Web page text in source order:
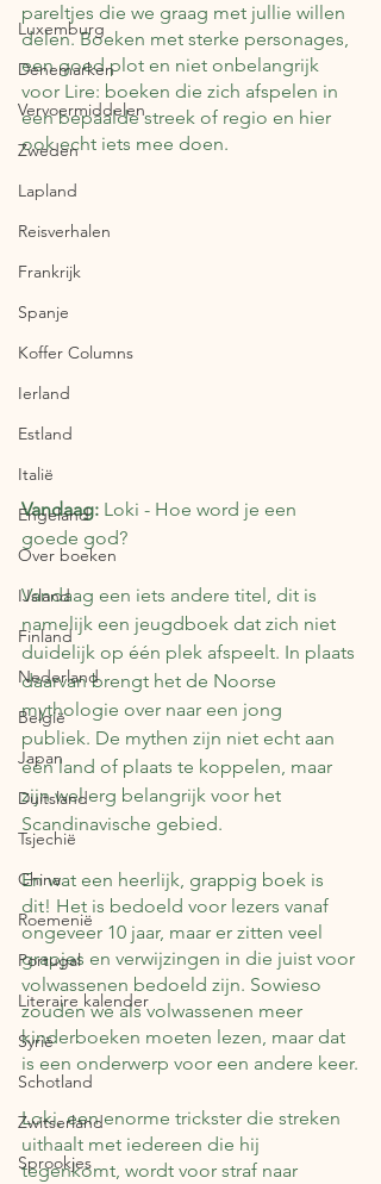
Luxemburg
Denemarken
Vervoermiddelen
Zweden
Lapland
Reisverhalen
Frankrijk
Spanje
Koffer Columns
Ierland
Estland
Italië
Engeland
Over boeken
IJsland
Finland
Nederland
België
Japan
Duitsland
Tsjechië
China
Roemenië
Portugal
Literaire kalender
Syrië
Schotland
Zwitserland
Sprookjes
pareltjes die we graag met jullie willen
delen. Boeken met sterke personages,
een goed plot en niet onbelangrijk
voor Lire: boeken die zich afspelen in
een bepaalde streek of regio en hier
ook echt iets mee doen.
Vandaag: Loki - Hoe word je een
goede god?
Vandaag een iets andere titel, dit is
namelijk een jeugdboek dat zich niet
duidelijk op één plek afspeelt. In plaats
daarvan brengt het de Noorse
mythologie over naar een jong
publiek. De mythen zijn niet echt aan
één land of plaats te koppelen, maar
zijn wel erg belangrijk voor het
Scandinavische gebied.
En wat een heerlijk, grappig boek is
dit! Het is bedoeld voor lezers vanaf
ongeveer 10 jaar, maar er zitten veel
grapjes en verwijzingen in die juist voor
volwassenen bedoeld zijn. Sowieso
zouden we als volwassenen meer
kinderboeken moeten lezen, maar dat
is een onderwerp voor een andere keer.
Loki, een enorme trickster die streken
uithaalt met iedereen die hij
tegenkomt, wordt voor straf naar